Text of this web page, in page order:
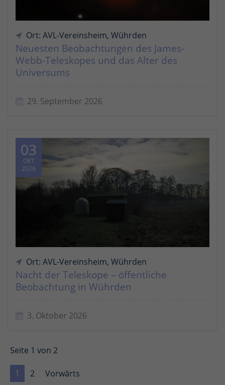
Ort: AVL-Vereinsheim, Wührden
Neuesten Beobachtungen des James-
Webb-Teleskopes und das Alter des
Universums
29. September 2026
03
OKT
2026
Ort: AVL-Vereinsheim, Wührden
Nacht der Teleskope – öffentliche
Beobachtung in Wührden
3. Oktober 2026
Seite 1 von 2
1 2 Vorwärts